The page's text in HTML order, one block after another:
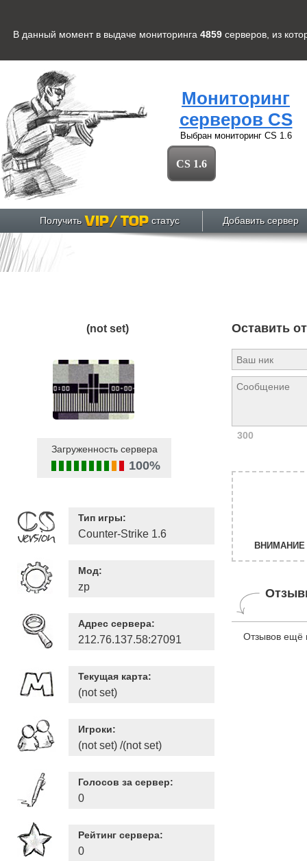
В данный момент в выдаче мониторинга 4859 серверов, из
Мониторинг
серверов CS
Выбран мониторинг CS 1.6
CS 1.6
Получить статус Добавить сервер
(not set)
Загруженность сервера
100%
Тип игры:
Counter-Strike 1.6
Мод:
zp
Адрес сервера:
212.76.137.58:27091
Текущая карта:
(not set)
Игроки:
(not set) /(not set)
Голосов за сервер:
0
Рейтинг сервера:
0
Оставить
300
ВНИМАНИЕ
Отзывов ещё